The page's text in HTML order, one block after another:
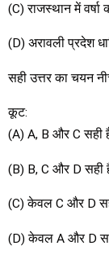
(C) राजस्थान में वर्षा
(D) अरावली प्रदेश
सही उत्तर का चयन
कूट:
(A) A, B और C सही
(B) B, C और D सही
(C) केवल C और D
(D) केवल A और D